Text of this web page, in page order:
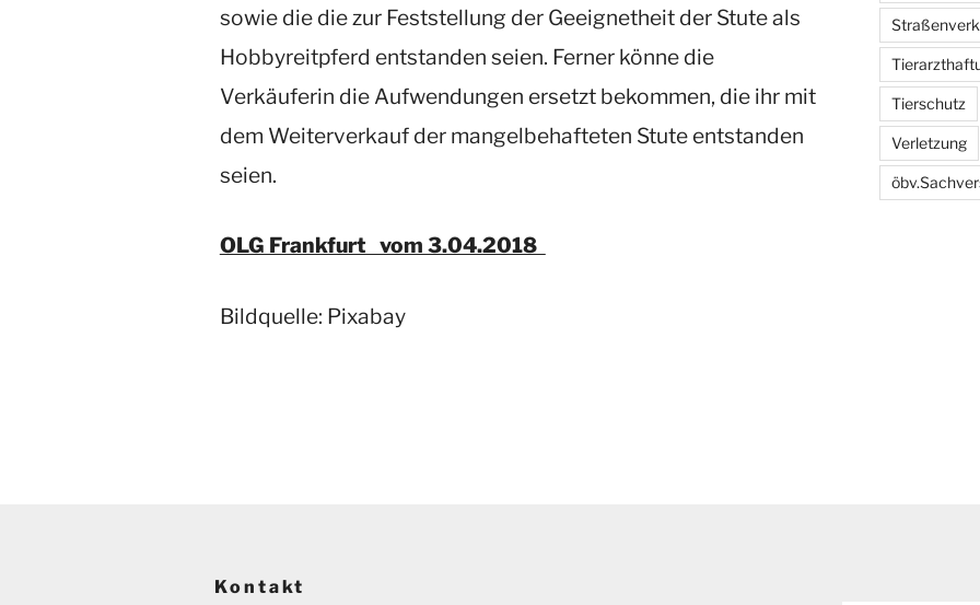
sowie die die zur Feststellung der Geeignetheit der Stute als
Hobbyreitpferd entstanden seien. Ferner könne die
Verkäuferin die Aufwendungen ersetzt bekommen, die ihr mit
dem Weiterverkauf der mangelbehafteten Stute entstanden
seien.
OLG Frankfurt vom 3.04.2018
Bildquelle: Pixabay
Tierschutz
Verletzung
Kontakt